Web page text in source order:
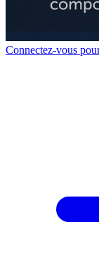
Connectez-vous